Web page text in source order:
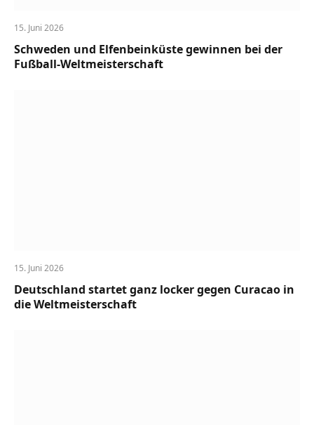
15. Juni 2026
Schweden und Elfenbeinküste gewinnen bei der
Fußball-Weltmeisterschaft
15. Juni 2026
Deutschland startet ganz locker gegen Curacao in
die Weltmeisterschaft